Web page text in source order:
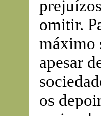
omitir.
máximo
apesar
os